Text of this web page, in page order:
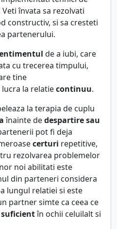
învata sa rezolvati
constructiv, si sa cresteti
partenerului.
de a iubi, care
cu trecerea timpului,
tine
lucra la relatiecontinuu.
la terapia de cuplu
înainte dedespartire sau
pot fi deja
certuri repetitive,
rezolvarea problemelor
noi abilitati este
din parteneri considera
lungul relatiei si este
partner simte ca ceea ce
în ochii celuilalt si